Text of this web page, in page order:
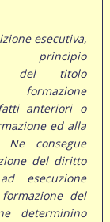
esecutiva,
del titolo
formazione
anteriori o
ed alla
Ne consegue
del diritto
esecuzione
del
determinino